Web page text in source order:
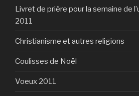
Livret de prière pour la semaine de
2011
Christianisme et autres religions
Coulisses de Noël
Voeux 2011